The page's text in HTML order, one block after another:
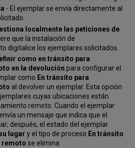
- El ejemplar se envía directamente al
localmente las peticiones de
que la instalación de
digitalice los ejemplares solicitados.
como en tránsito para
en la devolución para configurar el
como En tránsito para
al devolver un ejemplar. Esta opción
cuyas ubicaciones están
remoto. Cuando el ejemplar
un mensaje que indica que el
después, el estado del ejemplar
lugar y el tipo de proceso En tránsito
remoto se elimina.